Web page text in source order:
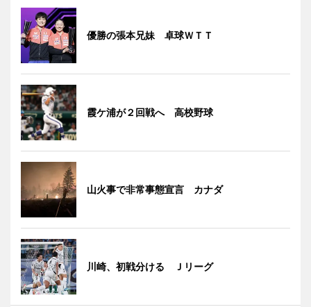
優勝の張本兄妹 卓球ＷＴＴ
霞ケ浦が２回戦へ 高校野球
山火事で非常事態宣言 カナダ
川崎、初戦分ける Ｊリーグ